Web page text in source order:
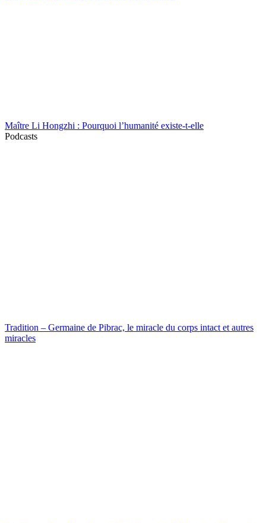
Maître Li Hongzhi : Pourquoi l’humanité existe-t-elle
Podcasts
Tradition – Germaine de Pibrac, le miracle du corps intact et autres
miracles